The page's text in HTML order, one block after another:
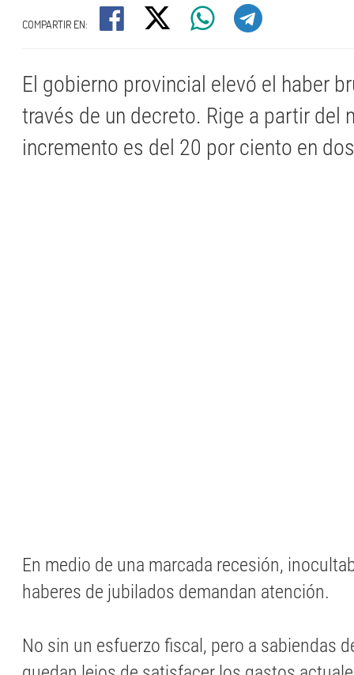
COMPARTIR EN:
El gobierno provincial elevó el haber
través de un decreto. Rige a partir del
incremento es del 20 por ciento en
En medio de una marcada recesión,
haberes de jubilados demandan atención.
No sin un esfuerzo fiscal, pero a sabiendas